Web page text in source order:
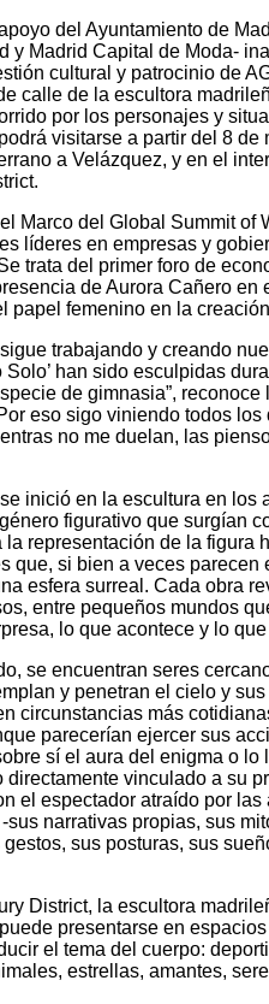
del Ayuntamiento de
y Madrid Capital de Moda-
cultural y patrocinio de
calle de la escultora
por los personajes y
visitarse a partir del 8 de
a Velázquez, y en el
Marco del Global Summit of
líderes en empresas y
trata del primer foro de
de Aurora Cañero en
papel femenino en la
trabajando y creando
han sido esculpidas
de gimnasia”, reconoce
eso sigo viniendo todos los
no me duelan, las
inició en la escultura en los
figurativo que surgían
la representación de la figura
que, si bien a veces parecen
esfera surreal. Cada obra
entre pequeños mundos
lo que acontece y lo
se encuentran seres
y penetran el cielo y
circunstancias más
parecerían ejercer sus
sí el aura del enigma o lo
directamente vinculado a su
el espectador atraído por
narrativas propias, sus
sus posturas, sus
District, la escultora
presentarse en
el tema del cuerpo:
estrellas, amantes,